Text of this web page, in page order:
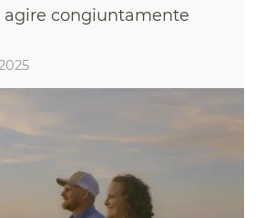
congiuntamente